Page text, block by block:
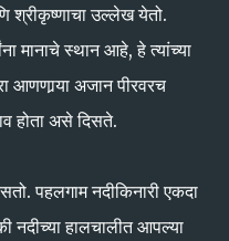
श्रीकृष्णाचा उल्लेख येतो.
मानाचे स्थान आहे, हे त्यांच्या
आणणार्‍या अजान पीरवरच
होता असे दिसते.
पहलगाम नदीकिनारी एकदा
नदीच्या हालचालीत आपल्या